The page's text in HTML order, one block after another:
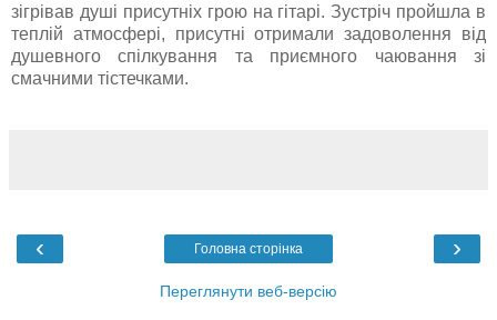
зігрівав душі присутніх грою на гітарі. Зустріч пройшла в
теплій атмосфері, присутні отримали задоволення від
душевного спілкування та приємного чаювання зі
смачними тістечками.
‹ ›
Головна сторінка
Переглянути веб-версію